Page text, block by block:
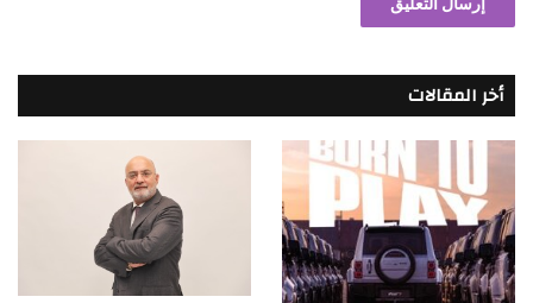
أخر المقالات